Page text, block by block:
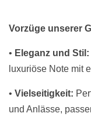
Vorzüge unserer
• Eleganz und Stil:
luxuriöse Note mit
• Vielseitigkeit:
und Anlässe,